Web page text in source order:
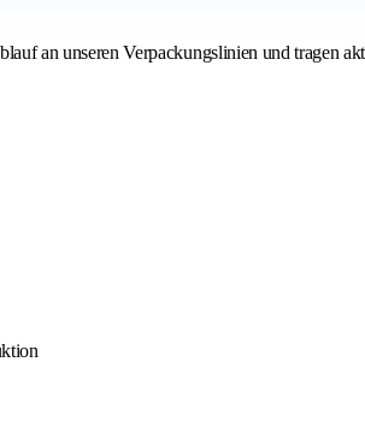
an unseren Verpackungslinien und tragen